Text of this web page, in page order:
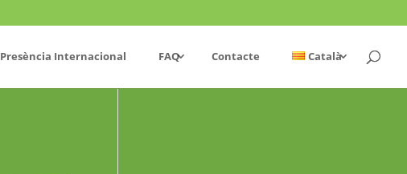
Presència Internacional FAQ Contacte Català